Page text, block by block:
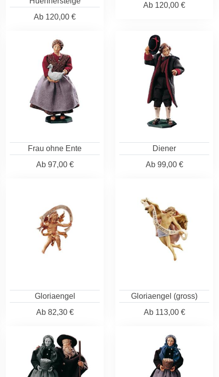
Ab 120,00 €
Ab 120,00 €
Frau ohne Ente
Ab97,00 €
Diener
Ab99,00 €
Gloriaengel
Ab82,30 €
Gloriaengel (gross)
Ab113,00 €